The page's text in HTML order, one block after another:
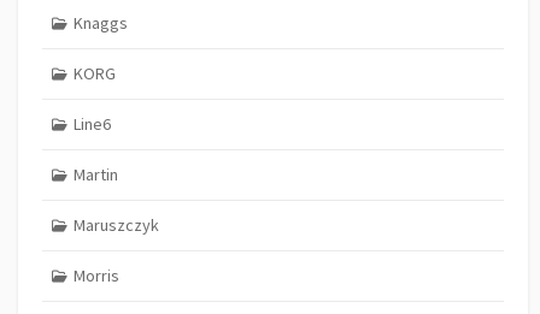
Knaggs
KORG
Line6
Martin
Maruszczyk
Morris